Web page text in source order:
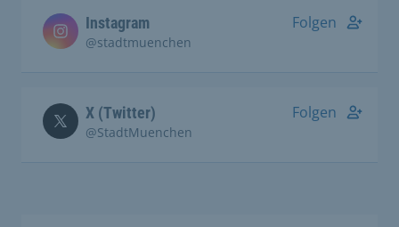
Instagram
@stadtmuenchen
Folgen
X (Twitter)
@StadtMuenchen
Folgen